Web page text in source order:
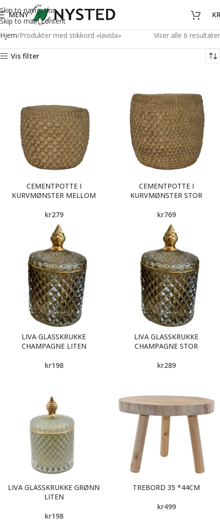
Skip to navigation
Skip to main content
MENY
Hjem Produkter med stikkord «lavida» Viser alle 6 resultater
Vis filter
CEMENTPOTTE I
KURVMØNSTER MELLOM
kr279
CEMENTPOTTE I
KURVMØNSTER STOR
kr769
LIVA GLASSKRUKKE
CHAMPAGNE LITEN
kr198
LIVA GLASSKRUKKE
CHAMPAGNE STOR
kr289
LIVA GLASSKRUKKE GRØNN
LITEN
kr198
TREBORD 35 *44CM
kr499